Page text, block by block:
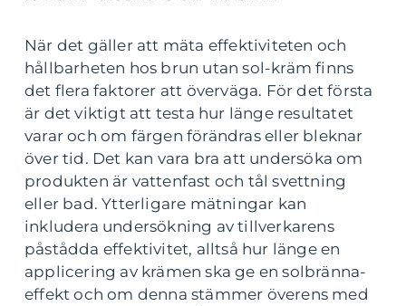
När det gäller att mäta effektiviteten och
hållbarheten hos brun utan sol-kräm finns
det flera faktorer att överväga. För det första
är det viktigt att testa hur länge resultatet
varar och om färgen förändras eller bleknar
över tid. Det kan vara bra att undersöka om
produkten är vattenfast och tål svettning
eller bad. Ytterligare mätningar kan
inkludera undersökning av tillverkarens
påstådda effektivitet, alltså hur länge en
applicering av krämen ska ge en solbränna-
effekt och om denna stämmer överens med